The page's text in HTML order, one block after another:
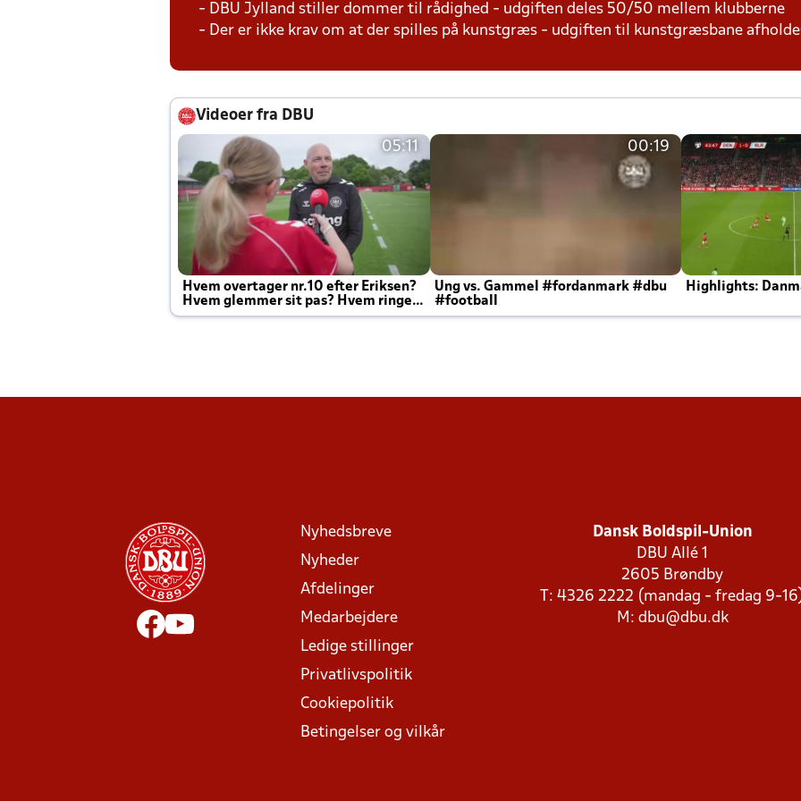
- DBU Jylland stiller dommer til rådighed - udgiften deles 50/50 mellem klubberne
- Der er ikke krav om at der spilles på kunstgræs - udgiften til kunstgræsbane
Videoer fra DBU
05:11
Hvem overtager nr.10 efter Eriksen?
Hvem glemmer sit pas? Hvem ringer
Joachim altid til efter kampe?
00:19
Ung vs. Gammel #fordanmark #dbu
#football
Highlights:
Nyhedsbreve
Nyheder
Afdelinger
Medarbejdere
Ledige stillinger
Privatlivspolitik
Cookiepolitik
Betingelser og vilkår
Dansk Boldspil-Union
DBU Allé 1
2605 Brøndby
T: 4326 2222 (mandag - fredag 9-
M: dbu@dbu.dk